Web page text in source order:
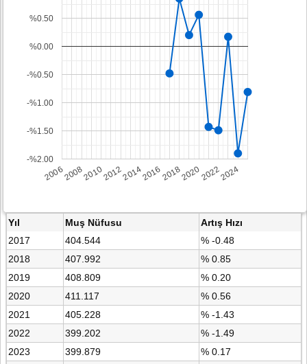
2006200820102012201420162018202020222024
-%2.00
-%1.50
-%1.00
-%0.50
%0.00
%0.50
Yıl Muş Nüfusu
Artış Hızı
2017
404.544
% -0.48
2018
407.992
% 0.85
2019
408.809
% 0.20
2020
411.117
% 0.56
2021
405.228
% -1.43
2022
399.202
% -1.49
2023
399.879
% 0.17